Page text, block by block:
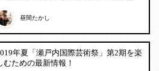
昼間たかし
年夏「瀬戸内国際芸術祭」第2期を楽
むための最新情報！